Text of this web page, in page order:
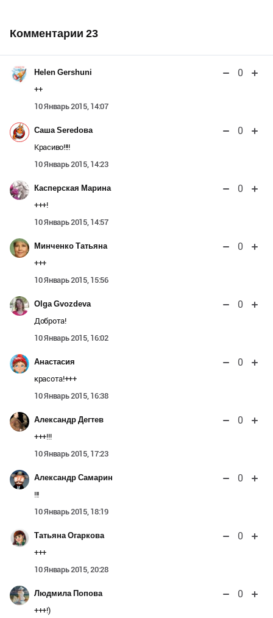
Комментарии 23
Helen Gershuni 0
++
10 Январь 2015, 14:07
Саша Seredова 0
Красиво!!!!
10 Январь 2015, 14:23
Касперская Марина 0
+++!
10 Январь 2015, 14:57
Минченко Татьяна 0
+++
10 Январь 2015, 15:56
Olga Gvozdeva 0
Доброта!
10 Январь 2015, 16:02
Анастасия 0
красота!+++
10 Январь 2015, 16:38
Александр Дегтев 0
+++!!!
10 Январь 2015, 17:23
Александр Самарин 0
!!!
10 Январь 2015, 18:19
Татьяна Огаркова 0
+++
10 Январь 2015, 20:28
Людмила Попова 0
+++!)